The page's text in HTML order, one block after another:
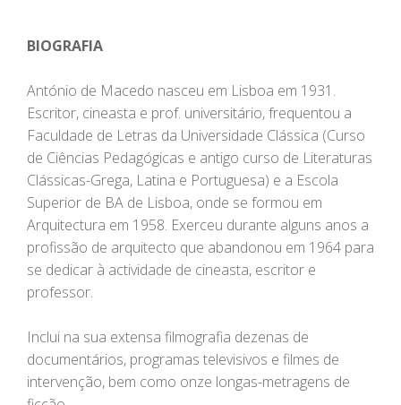
BIOGRAFIA
António de Macedo nasceu em Lisboa em 1931.
Escritor, cineasta e prof. universitário, frequentou a
Faculdade de Letras da Universidade Clássica (Curso
de Ciências Pedagógicas e antigo curso de Literaturas
Clássicas-Grega, Latina e Portuguesa) e a Escola
Superior de BA de Lisboa, onde se formou em
Arquitectura em 1958. Exerceu durante alguns anos a
profissão de arquitecto que abandonou em 1964 para
se dedicar à actividade de cineasta, escritor e
professor.
Inclui na sua extensa filmografia dezenas de
documentários, programas televisivos e filmes de
intervenção, bem como onze longas-metragens de